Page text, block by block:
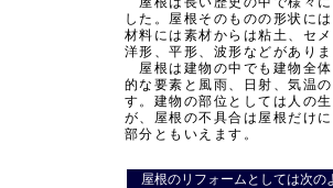
した。屋根そのものの形状に
材料には素材からは粘土、セ
洋形、平形、波形などがあり
屋根は建物の中でも建物全
的な要素と風雨、日射、気温
す。建物の部位としては人の
が、屋根の不具合は屋根だけ
部分ともいえます。
屋根のリフォームとしては次の